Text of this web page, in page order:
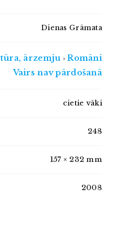
Dienas Grāmata
ārzemju ›Romāni
Vairs nav pārdošanā
cietie vāki
248
157 × 232 mm
2008